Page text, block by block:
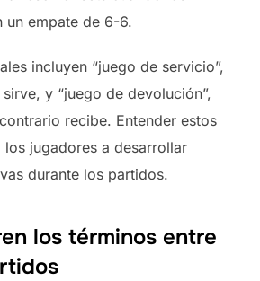
un empate de 6-6.
incluyen “juego de servicio”,
y “juego de devolución”,
recibe. Entender estos
los jugadores a desarrollar
durante los partidos.
los términos entre